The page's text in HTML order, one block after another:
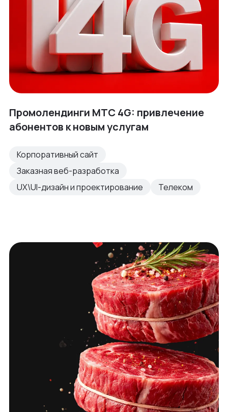
Промолендинги МТС 4G: привлечение
абонентов к новым услугам
Корпоративный сайт
Заказная веб-разработка
UX\UI-дизайн и проектирование
Телеком